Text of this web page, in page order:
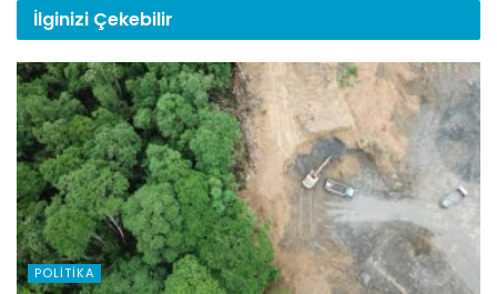
İlginizi Çekebilir
POLITIKA